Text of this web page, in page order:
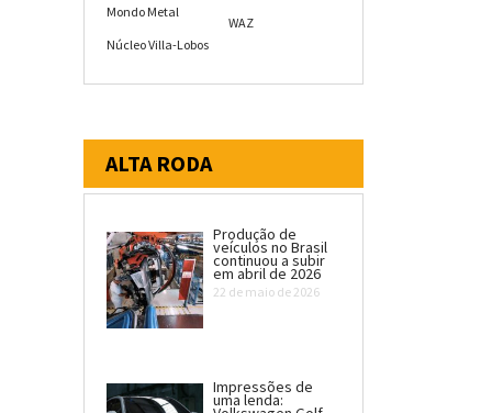
Mondo Metal
Núcleo Villa-Lobos
WAZ
ALTA RODA
Produção de
veículos no Brasil
continuou a subir
em abril de 2026
22 de maio de 2026
Impressões de
uma lenda: